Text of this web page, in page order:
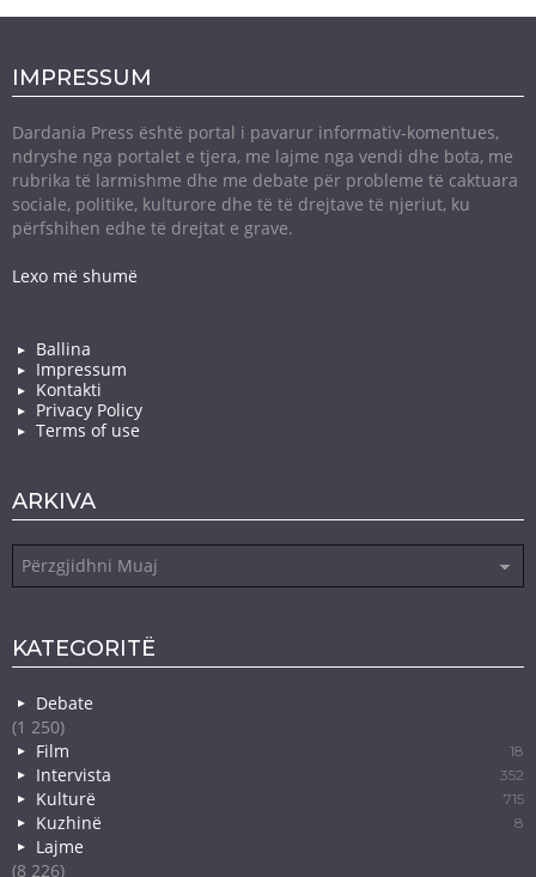
IMPRESSUM
Dardania Press është portal i pavarur informativ-komentues,
ndryshe nga portalet e tjera, me lajme nga vendi dhe bota, me
rubrika të larmishme dhe me debate për probleme të caktuara
sociale, politike, kulturore dhe të të drejtave të njeriut, ku
përfshihen edhe të drejtat e grave.
Lexo më shumë
Ballina
Impressum
Kontakti
Privacy Policy
Terms of use
ARKIVA
KATEGORITË
Debate
(1 250)
Film
18
Intervista 352
Kulturë 715
Kuzhinë 8
Lajme
(8 226)